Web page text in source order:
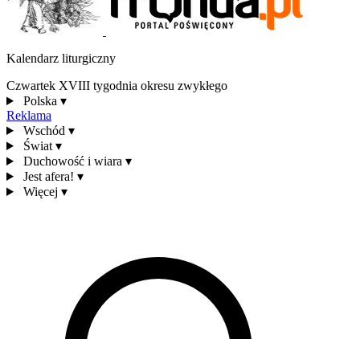
Kalendarz liturgiczny
Czwartek XVIII tygodnia okresu zwykłego
Polska ▾
Reklama
Wschód ▾
Świat ▾
Duchowość i wiara ▾
Jest afera! ▾
Więcej ▾